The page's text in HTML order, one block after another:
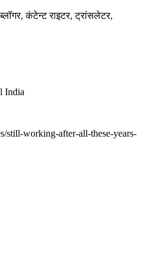
कंटेन्ट राइटर, ट्रांसलेटर,
India
still-working-after-all-these-years-